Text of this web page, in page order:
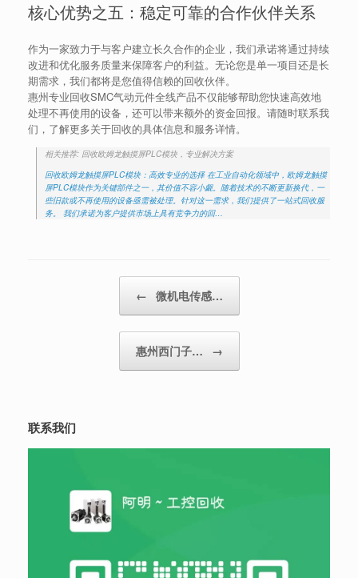
核心优势之五：稳定可靠的合作伙伴关系
作为一家致力于与客户建立长久合作的企业，我们承诺将通过持续
改进和优化服务质量来保障客户的利益。无论您是单一项目还是长
期需求，我们都将是您值得信赖的回收伙伴。
惠州专业回收SMC气动元件全线产品不仅能够帮助您快速高效地
处理不再使用的设备，还可以带来额外的资金回报。请随时联系我
们，了解更多关于回收的具体信息和服务详情。
相关推荐: 回收欧姆龙触摸屏PLC模块，专业解决方案
回收欧姆龙触摸屏PLC模块：高效专业的选择 在工业自动化领域中，欧姆龙触摸
屏PLC模块作为关键部件之一，其价值不容小觑。随着技术的不断更新换代，一
些旧款或不再使用的设备亟需被处理。针对这一需求，我们提供了一站式回收服
务。 我们承诺为客户提供市场上具有竞争力的回…
← 微机电传感…
惠州西门子… →
联系我们